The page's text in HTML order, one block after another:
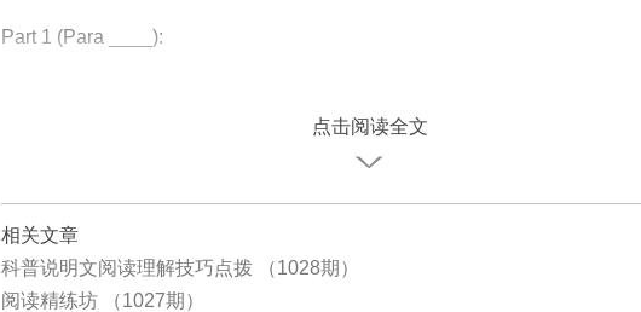
Part 1 (Para ____):
点击阅读全文
相关文章
科普说明文阅读理解技巧点拨 （1028期）
阅读精练坊 （1027期）